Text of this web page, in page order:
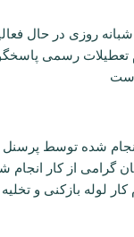
روزی در حال
تعطیلات رسمی
شده توسط
گرامی از کار انجام
لوله بازکنی و